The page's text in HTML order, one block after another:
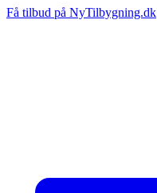
Få tilbud på NyTilbygning.dk